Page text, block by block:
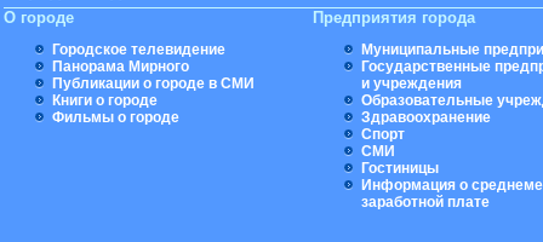
О городе
Городское телевидение
Панорама Мирного
Публикации о городе в СМИ
Книги о городе
Фильмы о городе
Предприятия города
Муниципальные
Государственные
и учреждения
Образовательные
Здравоохранение
Спорт
СМИ
Гостиницы
Информация о
заработной плате